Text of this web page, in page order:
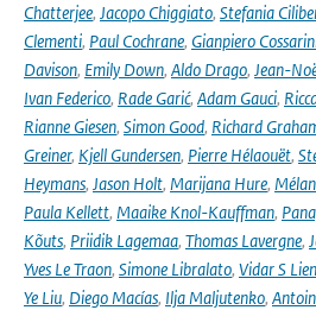
Chatterjee, Jacopo Chiggiato, Stefania
Clementi, Paul Cochrane, Gianpiero
Davison, Emily Down, Aldo Drago, Jean-
Ivan Federico, Rade Garić, Adam Gauci,
Rianne Giesen, Simon Good, Richard
Greiner, Kjell Gundersen, Pierre Hélaouët,
Heymans, Jason Holt, Marijana Hure,
Paula Kellett, Maaike Knol-Kauffman,
Kõuts, Priidik Lagemaa, Thomas Lavergne,
Yves Le Traon, Simone Libralato, Vidar S Lien
Ye Liu, Diego Macías, Ilja Maljutenko,